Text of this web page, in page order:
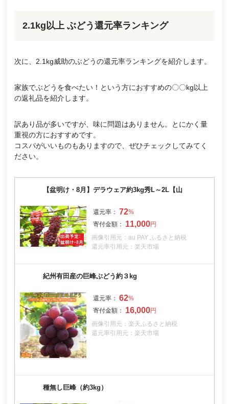
2.1kg以上 ぶどう還元率ランキング
次に、2.1kg威助のぶどうの還元率ランキングを紹介します。
家族でぶどうを食べたい！という方におすすめの〇〇kg以上
の返礼品を紹介します。
訳あり品が多いですが、味に問題はありません。とにかく量
重視の方におすすめです。
コスパがいいものもありますので、ぜひチェックしてみてく
ださい。
【盆明け・8月】デラウェア約3kg秀L～2L【山
72
11,000
画像引用元：au PAY ふるさと納税
還元率引用元：楽天市場
紀州有田産の巨峰ぶどう約３kg
62
16,000
画像引用元：楽天ふるさと納税
還元率引用元：楽天市場
種無し巨峰（約3kg）